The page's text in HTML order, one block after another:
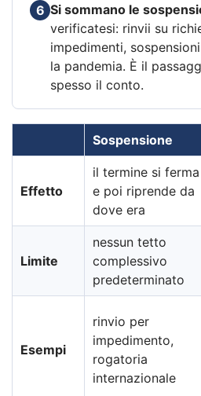
6 Si sommano le
verificatesi: rinvii su
impedimenti,
la pandemia. È il
spesso il conto.
Sospensione
Effetto
il termine si ferma
e poi riprende da
dove era
Limite
nessun tetto
complessivo
predeterminato
Esempi
rinvio per
impedimento,
rogatoria
internazionale